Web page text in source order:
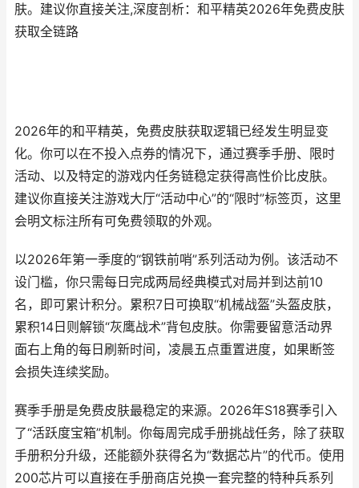
肤。建议你直接关注,深度剖析：和平精英2026年免费皮肤
获取全链路
2026年的和平精英，免费皮肤获取逻辑已经发生明显变
化。你可以在不投入点券的情况下，通过赛季手册、限时
活动、以及特定的游戏内任务链稳定获得高性价比皮肤。
建议你直接关注游戏大厅“活动中心”的“限时”标签页，这里
会明文标注所有可免费领取的外观。
以2026年第一季度的“钢铁前哨”系列活动为例。该活动不
设门槛，你只需每日完成两局经典模式对局并到达前10
名，即可累计积分。累积7日可换取“机械战盔”头盔皮肤，
累积14日则解锁“灰鹰战术”背包皮肤。你需要留意活动界
面右上角的每日刷新时间，凌晨五点重置进度，如果断签
会损失连续奖励。
赛季手册是免费皮肤最稳定的来源。2026年S18赛季引入
了“活跃度宝箱”机制。你每周完成手册挑战任务，除了获取
手册积分升级，还能额外获得名为“数据芯片”的代币。使用
200芯片可以直接在手册商店兑换一套完整的特种兵系列